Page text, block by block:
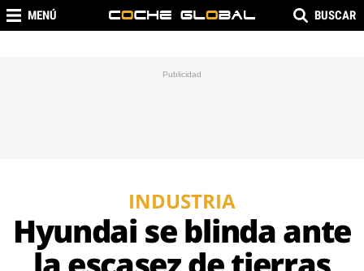
MENÚ BUSCAR
INDUSTRIA
Hyundai se blinda ante